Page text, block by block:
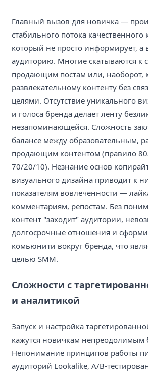
Главный вызов для новичка —
стабильного потока качественного
который не просто информирует, а
аудиторию. Многие скатываются к
продающим постам или, наоборот,
развлекательному контенту без
целями. Отсутствие уникального
и голоса бренда делает ленту
незапоминающейся. Сложность
балансе между образовательным,
продающим контентом (правило
70/20/10). Незнание основ
визуального дизайна приводит к
показателям вовлеченности —
комментариям, репостам. Без
контент "заходит" аудитории,
долгосрочные отношения и
комьюнити вокруг бренда, что
целью SMM.
Сложности с
и аналитикой
Запуск и настройка
кажутся новичкам непреодолимым
Непонимание принципов работы
аудиторий Lookalike, A/B-